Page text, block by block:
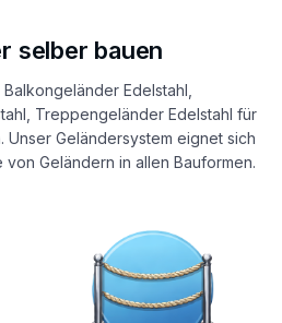
selber bauen
Edelstahl,
Treppengeländer Edelstahl für
Geländersystem eignet sich
Geländern in allen Bauformen.